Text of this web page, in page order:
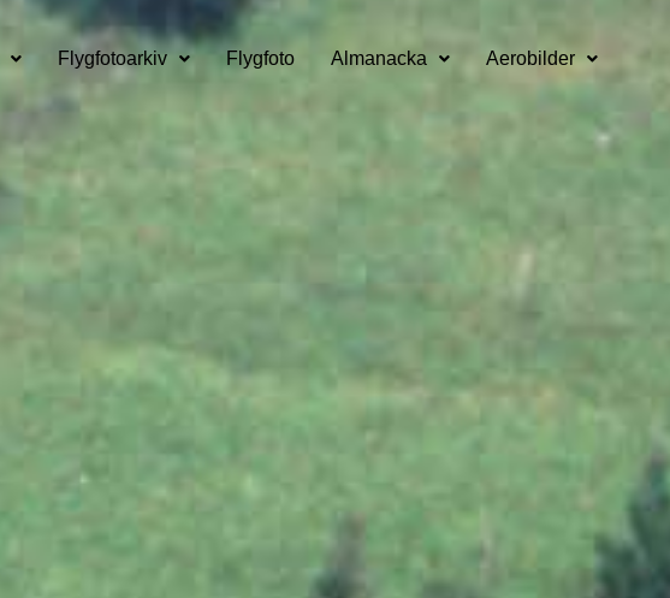
Flygfotoarkiv Flygfoto Almanacka Aerobilder